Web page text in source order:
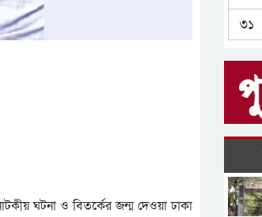
ঘটনা ও বিতর্কের জন্ম দেওয়া ঢাকা
৩১